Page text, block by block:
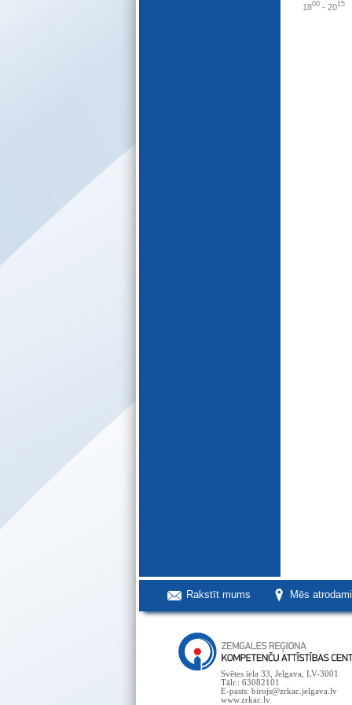
1800 - 2015
Rakstīt mums Mēs
Svētes iela 33, Jelgava, LV-3001
Tālr.: 63082101
E-pasts: birojs@zrkac.jelgava.lv
www.zrkac.lv